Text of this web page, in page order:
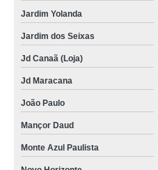
Jardim Yolanda
Jardim dos Seixas
Jd Canaã (Loja)
Jd Maracana
João Paulo
Mançor Daud
Monte Azul Paulista